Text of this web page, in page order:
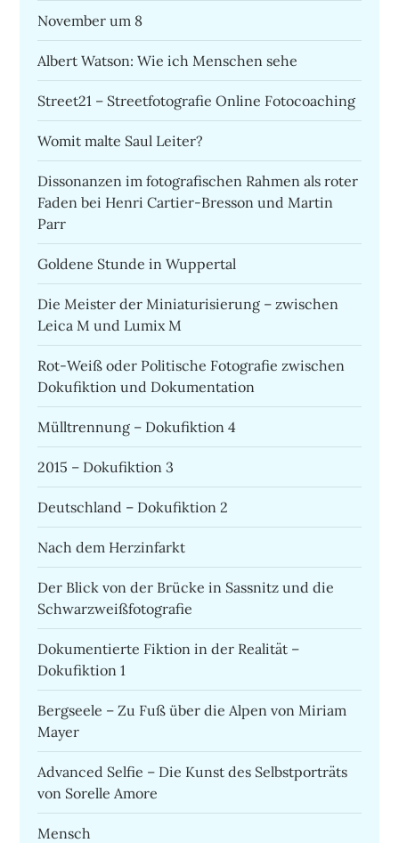
November um 8
Albert Watson: Wie ich Menschen sehe
Street21 – Streetfotografie Online Fotocoaching
Womit malte Saul Leiter?
Dissonanzen im fotografischen Rahmen als roter
Faden bei Henri Cartier-Bresson und Martin
Parr
Goldene Stunde in Wuppertal
Die Meister der Miniaturisierung – zwischen
Leica M und Lumix M
Rot-Weiß oder Politische Fotografie zwischen
Dokufiktion und Dokumentation
Mülltrennung – Dokufiktion 4
2015 – Dokufiktion 3
Deutschland – Dokufiktion 2
Nach dem Herzinfarkt
Der Blick von der Brücke in Sassnitz und die
Schwarzweißfotografie
Dokumentierte Fiktion in der Realität –
Dokufiktion 1
Bergseele – Zu Fuß über die Alpen von Miriam
Mayer
Advanced Selfie – Die Kunst des Selbstporträts
von Sorelle Amore
Mensch